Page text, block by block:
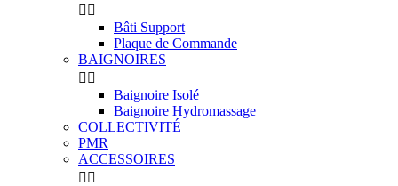
 
Bâti Support
Plaque de Commande
BAIGNOIRES
 
Baignoire Isolé
Baignoire Hydromassage
COLLECTIVITÉ
PMR
ACCESSOIRES
 